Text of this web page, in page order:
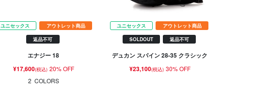
ユニセックス アウトレット商品
返品不可
エナジー 18
¥17,600(税込) 20% OFF
2 COLORS
ユニセックス アウトレット商品
SOLDOUT 返品不可
デュカン スパイン 28-35 クラシック
¥23,100(税込) 30% OFF